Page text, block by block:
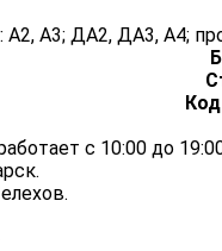
А3; ДА2, ДА3, А4;
с 10:00 до